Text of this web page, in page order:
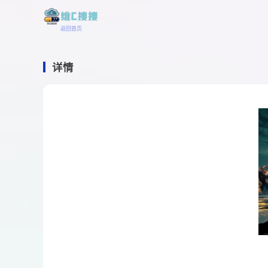
返回首页
详情